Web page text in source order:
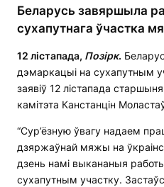
Беларусь завяршыла
сухапутнага ўчастка
12 лістапада, Позірк.
дэмаркацыі на сухапутным
заявіў 12 лістапада
камітэта Канстанцін
“Сур’ёзную ўвагу надаем
дзяржаўнай мяжы на
дзень намі выкананыя
сухапутным участку.